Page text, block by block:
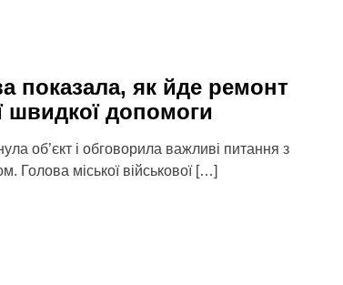
показала, як йде ремонт
швидкої допомоги
об’єкт і обговорила важливі питання з
Голова міської військової […]